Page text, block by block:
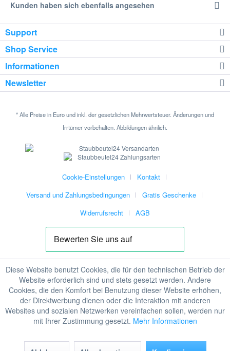
Kunden haben sich ebenfalls angesehen
Support
Shop Service
Informationen
Newsletter
* Alle Preise in Euro und inkl. der gesetzlichen Mehrwertsteuer. Änderungen und
Irrtümer vorbehalten. Abbildungen ähnlich.
Cookie-Einstellungen
Kontakt
Versand und Zahlungsbedingungen
Gratis Geschenke
Widerrufsrecht
AGB
Diese Website benutzt Cookies, die für den technischen Betrieb der
Website erforderlich sind und stets gesetzt werden. Andere
Cookies, die den Komfort bei Benutzung dieser Website erhöhen,
der Direktwerbung dienen oder die Interaktion mit anderen
Websites und sozialen Netzwerken vereinfachen sollen, werden nur
mit Ihrer Zustimmung gesetzt. Mehr Informationen